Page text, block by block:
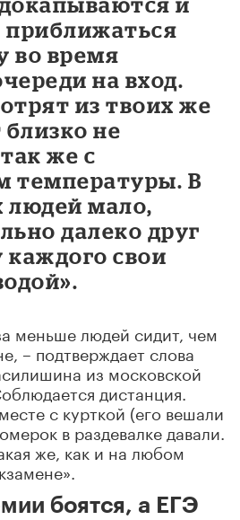
приближаться
во время
на вход.
из твоих же
близко не
же с
температуры. В
людей мало,
далеко друг
каждого свои
меньше людей сидит, чем
– подтверждает слова
из московской
облюдается дистанция.
с курткой (его вешали
в раздевалке давали.
же, как и на любом
боятся, а ЕГЭ